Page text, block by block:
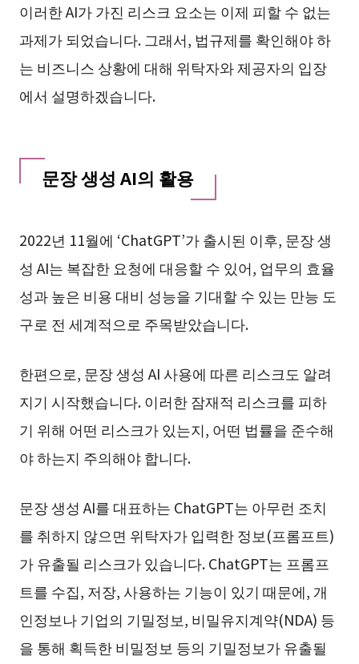
이러한 AI가 가진 리스크 요소는 이제 피할 수 없는
과제가 되었습니다. 그래서, 법규제를 확인해야 하
는 비즈니스 상황에 대해 위탁자와 제공자의 입장
에서 설명하겠습니다.
문장 생성 AI의 활용
2022년 11월에 ‘ChatGPT’가 출시된 이후, 문장 생
성 AI는 복잡한 요청에 대응할 수 있어, 업무의 효율
성과 높은 비용 대비 성능을 기대할 수 있는 만능 도
구로 전 세계적으로 주목받았습니다.
한편으로, 문장 생성 AI 사용에 따른 리스크도 알려
지기 시작했습니다. 이러한 잠재적 리스크를 피하
기 위해 어떤 리스크가 있는지, 어떤 법률을 준수해
야 하는지 주의해야 합니다.
문장 생성 AI를 대표하는 ChatGPT는 아무런 조치
를 취하지 않으면 위탁자가 입력한 정보(프롬프트)
가 유출될 리스크가 있습니다. ChatGPT는 프롬프
트를 수집, 저장, 사용하는 기능이 있기 때문에, 개
인정보나 기업의 기밀정보, 비밀유지계약(NDA) 등
을 통해 획득한 비밀정보 등의 기밀정보가 유출될